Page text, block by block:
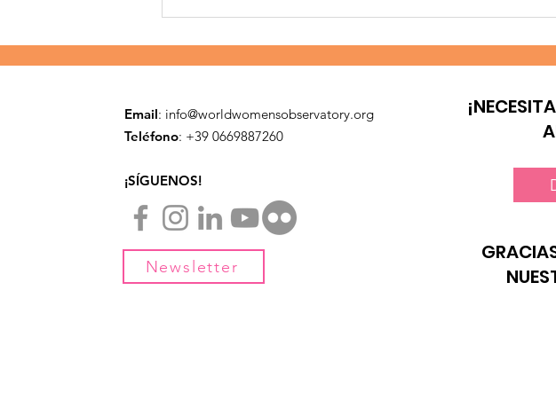
La migración y
Email: info@worldwomensobservatory.org
Teléfono: ​+39 0669887260
¡SÍGUENOS!
Newsletter